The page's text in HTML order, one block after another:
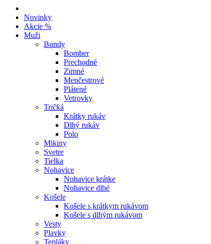
Novinky
Akcie %
Muži
Bundy
Bomber
Prechodné
Zimné
Menčestrové
Plátené
Vetrovky
Tričká
Krátky rukáv
Dlhý rukáv
Polo
Mikiny
Svetre
Tielka
Nohavice
Nohavice krátke
Nohavice dlhé
Košele
Košele s krátkym rukávom
Košele s dlhým rukávom
Vesty
Plavky
Tepláky